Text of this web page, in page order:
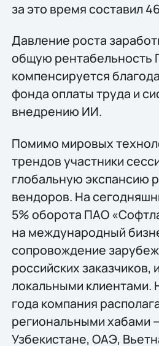
за это время составил
Давление роста
общую рентабельность
компенсируется
фонда оплаты труда и
внедрению ИИ.
Помимо мировых
трендов участники
глобальную экспансию
вендоров. На
5% оборота ПАО
на международный
сопровождение
российских заказчиков,
локальными клиентами.
года компания
региональными хабами
Узбекистане, ОАЭ,